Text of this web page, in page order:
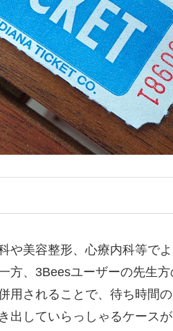
や美容整形、心療内科等で
方、3Beesユーザーの先生
用されることで、待ち時間
出していらっしゃるケース